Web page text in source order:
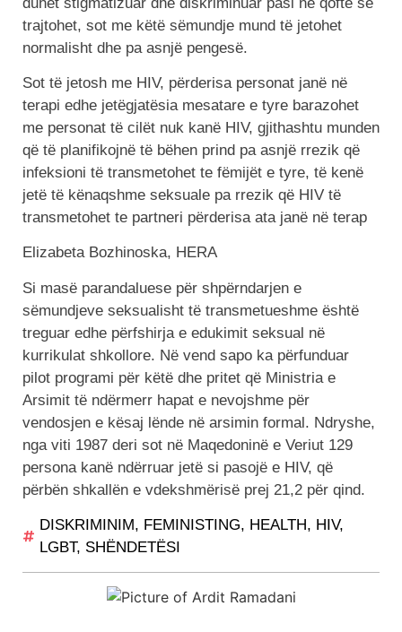
trajtohet, sot me këtë sëmundje mund të jetohet
normalisht dhe pa asnjë pengesë.
Sot të jetosh me HIV, përderisa personat janë në
terapi edhe jetëgjatësia mesatare e tyre barazohet
me personat të cilët nuk kanë HIV, gjithashtu munden
që të planifikojnë të bëhen prind pa asnjë rrezik që
infeksioni të transmetohet te fëmijët e tyre, të kenë
jetë të kënaqshme seksuale pa rrezik që HIV të
transmetohet te partneri përderisa ata janë në terap
Elizabeta Bozhinoska, HERA
Si masë parandaluese për shpërndarjen e
sëmundjeve seksualisht të transmetueshme është
treguar edhe përfshirja e edukimit seksual në
kurrikulat shkollore. Në vend sapo ka përfunduar
pilot programi për këtë dhe pritet që Ministria e
Arsimit të ndërmerr hapat e nevojshme për
vendosjen e kësaj lënde në arsimin formal. Ndryshe,
nga viti 1987 deri sot në Maqedoninë e Veriut 129
persona kanë ndërruar jetë si pasojë e HIV, që
përbën shkallën e vdekshmërisë prej 21,2 për qind.
DISKRIMINIM, FEMINISTING, HEALTH, HIV,
LGBT, SHËNDETËSI